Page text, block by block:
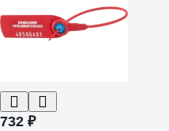
732 ₽